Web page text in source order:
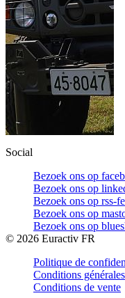
Social
Bezoek ons op
Bezoek ons op
Bezoek ons op rss-
Bezoek ons op
Bezoek ons op
© 2026 Euractiv FR
Politique de
Conditions générales
Conditions de vente